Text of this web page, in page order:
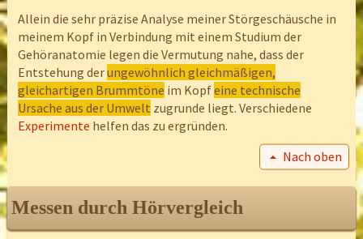
Allein die sehr präzise Analyse meiner Störgeschäusche in
meinem Kopf in Verbindung mit einem Studium der
Gehöranatomie legen die Vermutung nahe, dass der
Entstehung derungewöhnlich gleichmäßigen,
gleichartigen Brummtöne im Kopfeine technische
Ursache aus der Umwelt zugrunde liegt. Verschiedene
Experimente helfen das zu ergründen.
Nach oben
Messen durch Hörvergleich